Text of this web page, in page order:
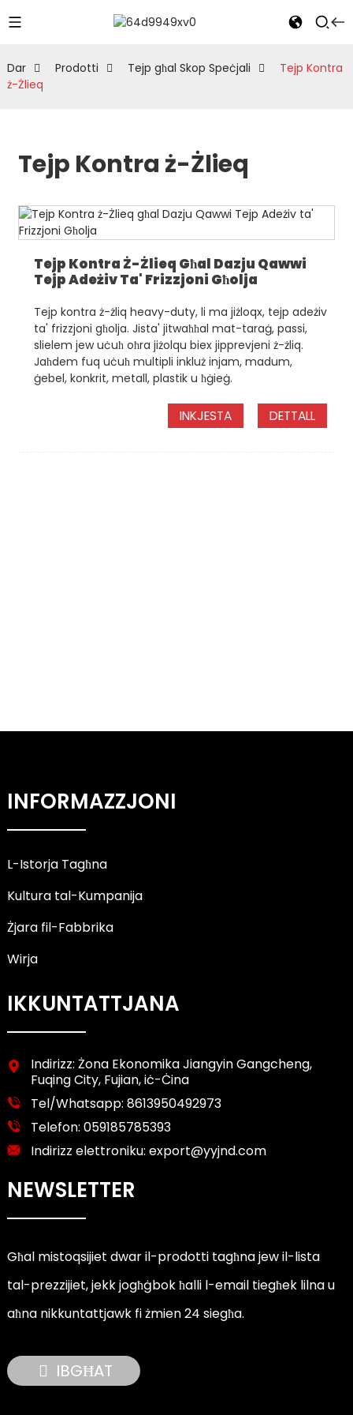
Dar Prodotti Tejp għal Skop Speċjali
Tejp Kontra
ż-Żlieq
Tejp Kontra ż-Żlieq
Tejp Kontra Ż-Żlieq Għal Dazju Qawwi
Tejp Adeżiv Ta' Frizzjoni Għolja
Tejp kontra ż-żliq heavy-duty, li ma jiżloqx, tejp adeżiv
ta' frizzjoni għolja. Jista' jitwaħħal mat-taraġ, passi,
slielem jew uċuħ oħra jiżolqu biex jipprevjeni ż-żliq.
Jaħdem fuq uċuħ multipli inkluż injam, madum,
ġebel, konkrit, metall, plastik u ħġieġ.
INKJESTA DETTALL
INFORMAZZJONI
L-Istorja Tagħna
Kultura tal-Kumpanija
Żjara fil-Fabbrika
Wirja
IKKUNTATTJANA
Indirizz: Żona Ekonomika Jiangyin Gangcheng,
Fuqing City, Fujian, iċ-Ċina
Tel/Whatsapp: 8613950492973
Telefon: 059185785393
Indirizz elettroniku: export@yyjnd.com
NEWSLETTER
Għal mistoqsijiet dwar il-prodotti tagħna jew il-lista
tal-prezzijiet, jekk jogħġbok ħalli l-email tiegħek lilna u
aħna nikkuntattjawk fi żmien 24 siegħa.
IBGĦAT